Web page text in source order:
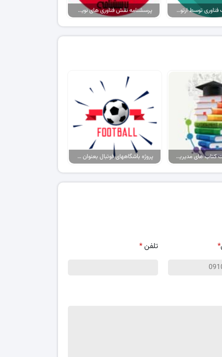
نقد مقاله درک فناوری توسط ارتودنتیست ها: یک مطالعه کیفی پرسشنامه نقش فناوری‌ های نوین ارتباطی بر هویت اجتماعی
پکیج پاورپوینت کتاب های مدیریت ورزشی پروژه باشگاههای فوتبال بعنوان برند، حامیان آنها بعنوان مصرف کننده
* تلفن*